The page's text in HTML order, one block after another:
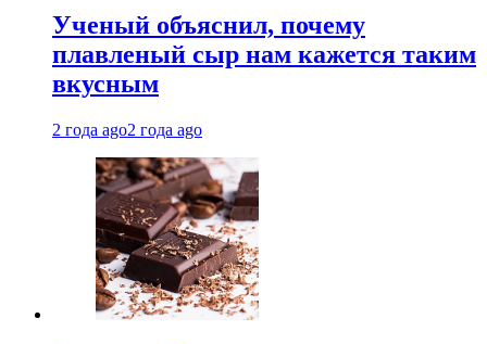
Ученый объяснил, почему
плавленый сыр нам кажется таким
вкусным
2 года ago2 года ago